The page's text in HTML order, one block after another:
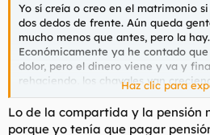
Yo sí creía o creo en el matrimonio
dos dedos de frente. Aún queda
mucho menos que antes, pero la hay.
Económicamente ya he contado
dolor, pero el dinero viene y va y
rehaciendo, los chavales van
edad puedes pactar condiciones
cuenta que los chavales no se van a
Haz clic para
Lo de la compartida y la pensión
porque yo tenía que pagar